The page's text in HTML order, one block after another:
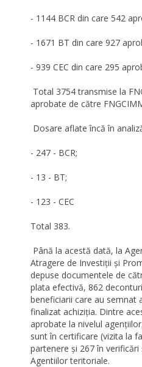
- 1144 BCR din care 542
- 1671 BT din care 927
- 939 CEC din care 295
Total 3754 transmise la
aprobate de către
Dosare aflate încă în
- 247 - BCR;
- 13 - BT;
- 123 - CEC
Total 383.
Până la acestă dată, la
Atragere de Investiții și
depuse documentele de
plata efectivă, 862
beneficiarii care au semnat
finalizat achiziția. Dintre
aprobate la nivelul
sunt în certificare (vizita la
partenere și 267 în verificări
Agentiilor teritoriale.